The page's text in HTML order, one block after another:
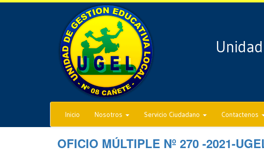
Inicio Nosotros Servicio Ciudadano Contactenos
OFICIO MÚLTIPLE Nº 270 -2021-